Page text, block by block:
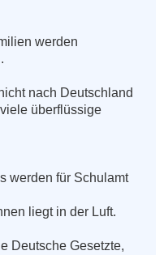
werden
nach Deutschland
überflüssige
werden für Schulamt
liegt in der Luft.
Deutsche Gesetzte,